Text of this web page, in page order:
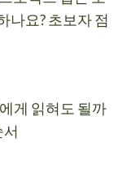
나요? 초보자 점
게 읽혀도 될까
서